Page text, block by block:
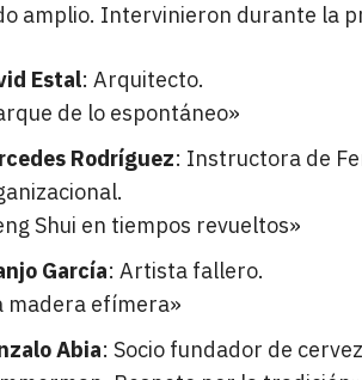
amplio. Intervinieron durante la
Estal: Arquitecto.
de lo espontáneo»
Rodríguez: Instructora de
Shui en tiempos revueltos»
García: Artista fallero.
madera efímera»
Abia: Socio fundador de